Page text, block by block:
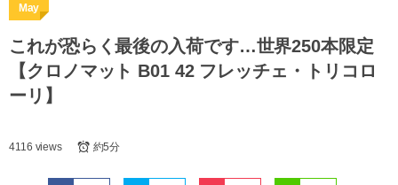
May
これが恐らく最後の入荷です…世界250本限定
【クロノマット B01 42 フレッチェ・トリコロ
ーリ】
4116 views 約5分